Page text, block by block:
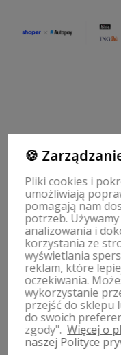
Zapisz się
polityce
ZWROTY, WYMIANY |
🍪
Pliki cookies i
umożliwiają
pomagają nam
potrzeb.
analizowania i
korzystania ze
wyświetlania
reklam, które
oczekiwania.
wykorzystanie
przejść do sklepu
do swoich
zgody". Więcej o
naszej Polityce